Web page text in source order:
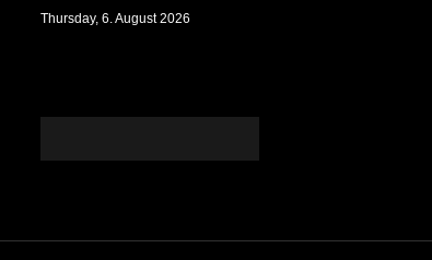
Thursday, 6. August 2026